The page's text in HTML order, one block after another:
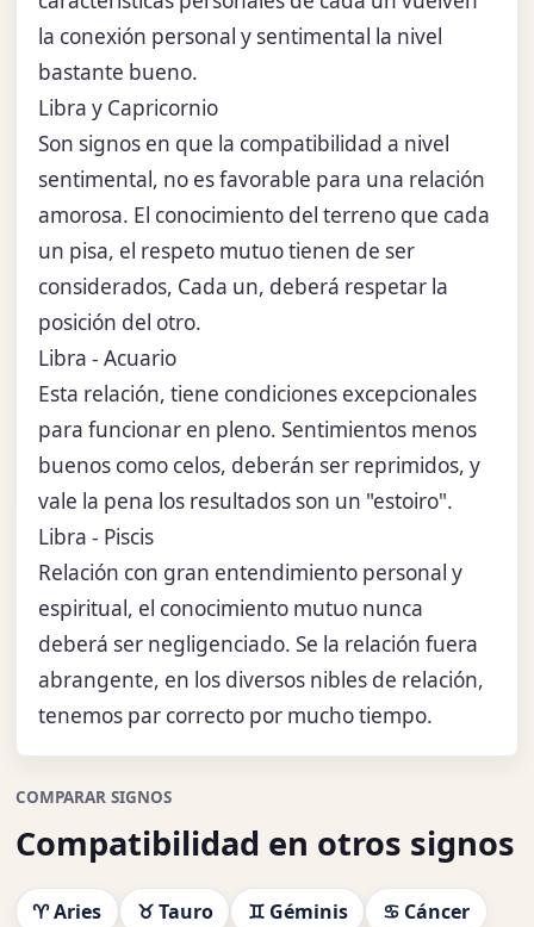
la conexión personal y sentimental la nivel
bastante bueno.
Libra y Capricornio
Son signos en que la compatibilidad a nivel
sentimental, no es favorable para una relación
amorosa. El conocimiento del terreno que cada
un pisa, el respeto mutuo tienen de ser
considerados, Cada un, deberá respetar la
posición del otro.
Libra - Acuario
Esta relación, tiene condiciones excepcionales
para funcionar en pleno. Sentimientos menos
buenos como celos, deberán ser reprimidos, y
vale la pena los resultados son un "estoiro".
Libra - Piscis
Relación con gran entendimiento personal y
espiritual, el conocimiento mutuo nunca
deberá ser negligenciado. Se la relación fuera
abrangente, en los diversos nibles de relación,
tenemos par correcto por mucho tiempo.
COMPARAR SIGNOS
Compatibilidad en otros signos
♈ Aries ♉ Tauro ♊ Géminis
♋ Cáncer